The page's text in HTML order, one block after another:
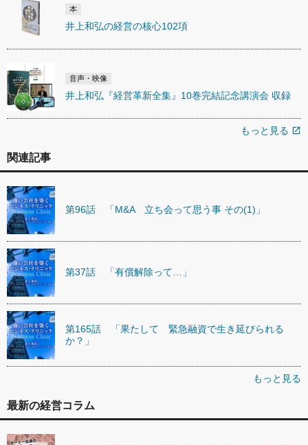
本
井上和弘の経営の核心102項
音声・映像
井上和弘『経営革新全集』10巻完結記念講演会 収録
もっと見る open_in_new
関連記事
第96話 「M&A 立ち会って思う事 その(1)」
第37話 「有償解除って…」
第165話 「果たして 緊急融資で生き延びられる
か？」
もっと見る
最新の経営コラム